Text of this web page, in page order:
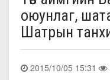
оюунлаг,
Шатрын
2015/10/05 15:31